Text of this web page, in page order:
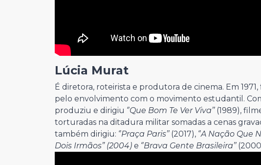
Lúcia Murat
É diretora, roteirista e produtora de cinema. Em
pelo envolvimento com o movimento estudantil.
produziu e dirigiu ‘’Que Bom Te Ver Viva’’(1989),
torturadas na ditadura militar somadas a cenas
também dirigiu: ‘’Praça Paris’’(2017), ‘’A Nação Que
Dois Irmãos” (2004) e ‘’Brava Gente Brasileira’’